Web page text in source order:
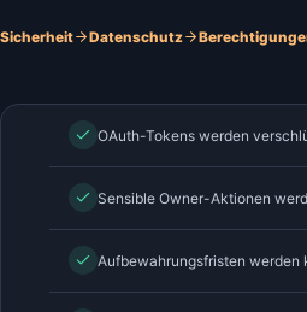
Sicherheit Datenschutz
OAuth-Tokens werden
Sensible Owner-Aktionen
Aufbewahrungsfristen